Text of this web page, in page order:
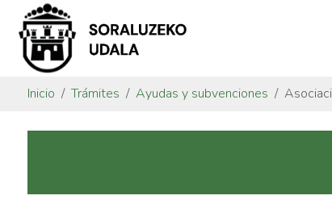
Inicio Trámites Ayudas y subvenciones